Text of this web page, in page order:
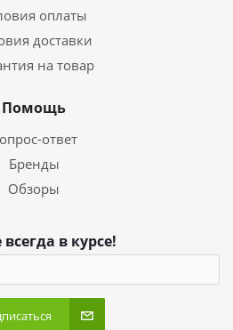
оплаты
доставки
на товар
Помощь
ответ
Бренды
Обзоры
всегда в курсе!